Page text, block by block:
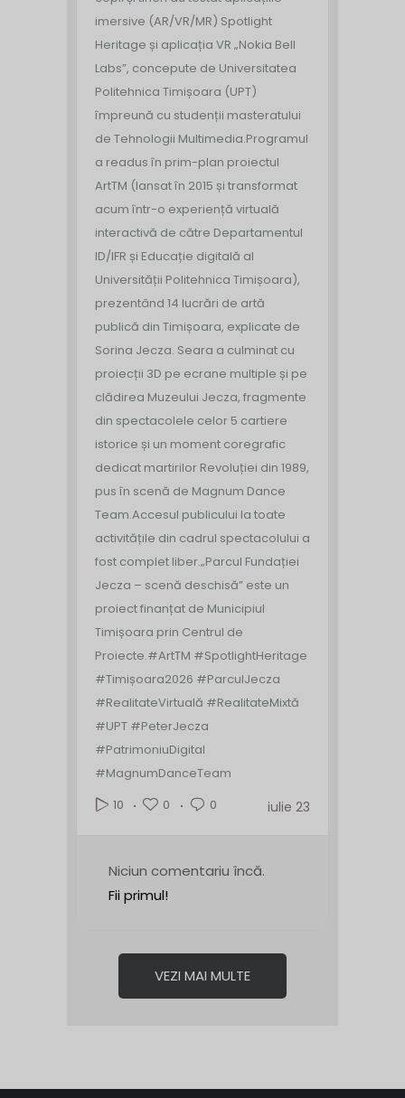
imersive (AR/VR/MR) Spotlight
Heritage și aplicația VR „Nokia Bell
Labs”, concepute de Universitatea
Politehnica Timișoara (UPT)
împreună cu studenții masteratului
de Tehnologii Multimedia.Programul
a readus în prim-plan proiectul
ArtTM (lansat în 2015 și transformat
acum într-o experiență virtuală
interactivă de către Departamentul
ID/IFR și Educație digitală al
Universității Politehnica Timișoara),
prezentând 14 lucrări de artă
publică din Timișoara, explicate de
Sorina Jecza. Seara a culminat cu
proiecții 3D pe ecrane multiple și pe
clădirea Muzeului Jecza, fragmente
din spectacolele celor 5 cartiere
istorice și un moment coregrafic
dedicat martirilor Revoluției din 1989,
pus în scenă de Magnum Dance
Team.Accesul publicului la toate
activitățile din cadrul spectacolului a
fost complet liber.„Parcul Fundației
Jecza – scenă deschisă” este un
proiect finanțat de Municipiul
Timișoara prin Centrul de
Proiecte.#ArtTM #SpotlightHeritage
#Timișoara2026 #ParculJecza
#RealitateVirtuală #RealitateMixtă
#UPT #PeterJecza
#PatrimoniuDigital
#MagnumDanceTeam
10
0 0 iulie 23
Niciun comentariu încă.
Fii primul!
VEZI MAI MULTE